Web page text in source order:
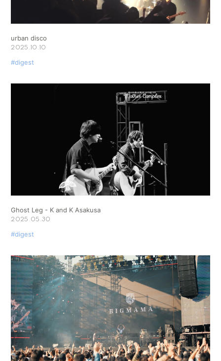
urban disco
2025.10.10
#digest
Ghost Leg - K and K Asakusa
2025.05.30
#digest